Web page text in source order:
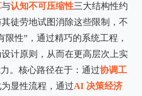
与认知不可压缩性三大结构性约
徒劳地试图消除这些限制，不
限性”，通过精巧的系统工程，
计原则，从而在更高层次上实
。核心路径在于：通过协调工
显性流程，通过AI 决策经济